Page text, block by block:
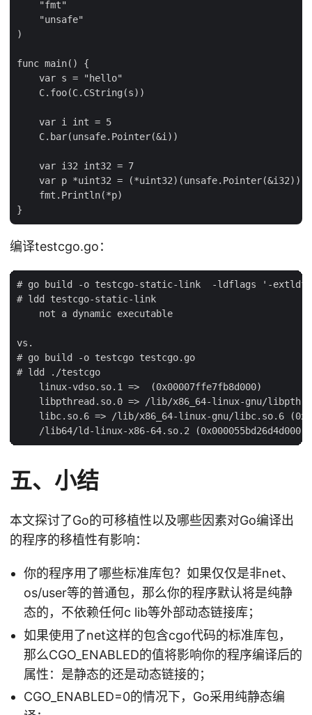
    "fmt"
    "unsafe"
)
func main() {
    var s = "hello"
    C.foo(C.CString(s))
    var i int = 5
    C.bar(unsafe.Pointer(&i))
    var i32 int32 = 7
    var p *uint32 = (*uint32)(unsafe.Pointer(&i32))
    fmt.Println(*p)
编译testcgo.go：
# go build -o testcgo-static-link  -ldflags '-
# ldd testcgo-static-link
    not a dynamic executable
vs.
# go build -o testcgo testcgo.go
# ldd ./testcgo
    linux-vdso.so.1 =>  (0x00007ffe7fb8d000)
libpthread.so.0 => /lib/x86_64-linux-gnu/
libc.so.6 => /lib/x86_64-linux-gnu/libc.so.6
五、小结
本文探讨了Go的可移植性以及哪些因素对Go编译出
的程序的移植性有影响：
你的程序用了哪些标准库包？如果仅仅是非net、
os/user等的普通包，那么你的程序默认将是纯静
态的，不依赖任何c lib等外部动态链接库；
如果使用了net这样的包含cgo代码的标准库包，
那么CGO_ENABLED的值将影响你的程序编译后的
属性：是静态的还是动态链接的；
CGO_ENABLED=0的情况下，Go采用纯静态编